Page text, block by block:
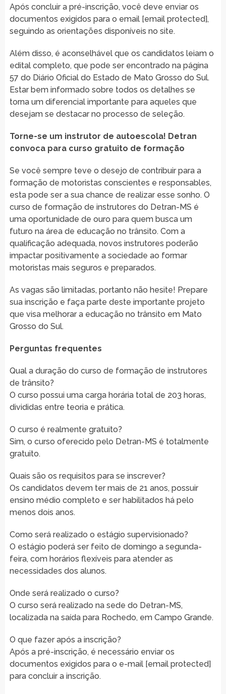
Após concluir a pré-inscrição, você deve enviar os
documentos exigidos para o email [email protected],
seguindo as orientações disponíveis no site.
Além disso, é aconselhável que os candidatos leiam o
edital completo, que pode ser encontrado na página
57 do Diário Oficial do Estado de Mato Grosso do Sul.
Estar bem informado sobre todos os detalhes se
torna um diferencial importante para aqueles que
desejam se destacar no processo de seleção.
Torne-se um instrutor de autoescola! Detran
convoca para curso gratuito de formação
Se você sempre teve o desejo de contribuir para a
formação de motoristas conscientes e responsables,
esta pode ser a sua chance de realizar esse sonho. O
curso de formação de instrutores do Detran-MS é
uma oportunidade de ouro para quem busca um
futuro na área de educação no trânsito. Com a
qualificação adequada, novos instrutores poderão
impactar positivamente a sociedade ao formar
motoristas mais seguros e preparados.
As vagas são limitadas, portanto não hesite! Prepare
sua inscrição e faça parte deste importante projeto
que visa melhorar a educação no trânsito em Mato
Grosso do Sul.
Perguntas frequentes
Qual a duração do curso de formação de instrutores
de trânsito?
O curso possui uma carga horária total de 203 horas,
divididas entre teoria e prática.
O curso é realmente gratuito?
Sim, o curso oferecido pelo Detran-MS é totalmente
gratuito.
Quais são os requisitos para se inscrever?
Os candidatos devem ter mais de 21 anos, possuir
ensino médio completo e ser habilitados há pelo
menos dois anos.
Como será realizado o estágio supervisionado?
O estágio poderá ser feito de domingo a segunda-
feira, com horários flexíveis para atender as
necessidades dos alunos.
Onde será realizado o curso?
O curso será realizado na sede do Detran-MS,
localizada na saída para Rochedo, em Campo Grande.
O que fazer após a inscrição?
Após a pré-inscrição, é necessário enviar os
documentos exigidos para o e-mail [email protected]
para concluir a inscrição.